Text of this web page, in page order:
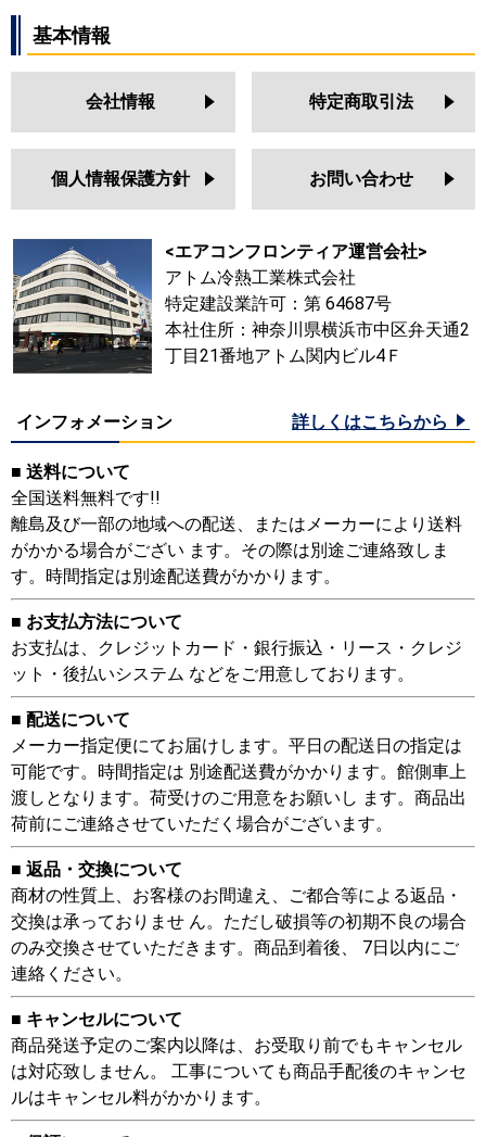
基本情報
会社情報 特定商取引法
個人情報保護方針 お問い合わせ
<エアコンフロンティア運営会社>
アトム冷熱工業株式会社
特定建設業許可：第 64687号
本社住所：神奈川県横浜市中区弁天通2
丁目21番地アトム関内ビル4Ｆ
インフォメーション 詳しくはこちらから
■ 送料について
全国送料無料です!!
離島及び一部の地域への配送、またはメーカーにより送料
がかかる場合がござい ます。その際は別途ご連絡致しま
す。時間指定は別途配送費がかかります。
■ お支払方法について
お支払は、クレジットカード・銀行振込・リース・クレジ
ット・後払いシステム などをご用意しております。
■ 配送について
メーカー指定便にてお届けします。平日の配送日の指定は
可能です。時間指定は 別途配送費がかかります。館側車上
渡しとなります。荷受けのご用意をお願いし ます。商品出
荷前にご連絡させていただく場合がございます。
■ 返品・交換について
商材の性質上、お客様のお間違え、ご都合等による返品・
交換は承っておりませ ん。ただし破損等の初期不良の場合
のみ交換させていただきます。商品到着後、 7日以内にご
連絡ください。
■ キャンセルについて
商品発送予定のご案内以降は、お受取り前でもキャンセル
は対応致しません。 工事についても商品手配後のキャンセ
ルはキャンセル料がかかります。